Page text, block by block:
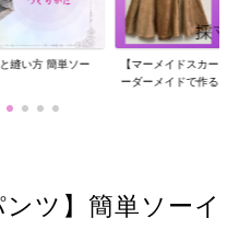
作ろう】自分用オ
クリエイターのミシン
ン、二本針オーバー、...
ンツ】簡単ソーイ